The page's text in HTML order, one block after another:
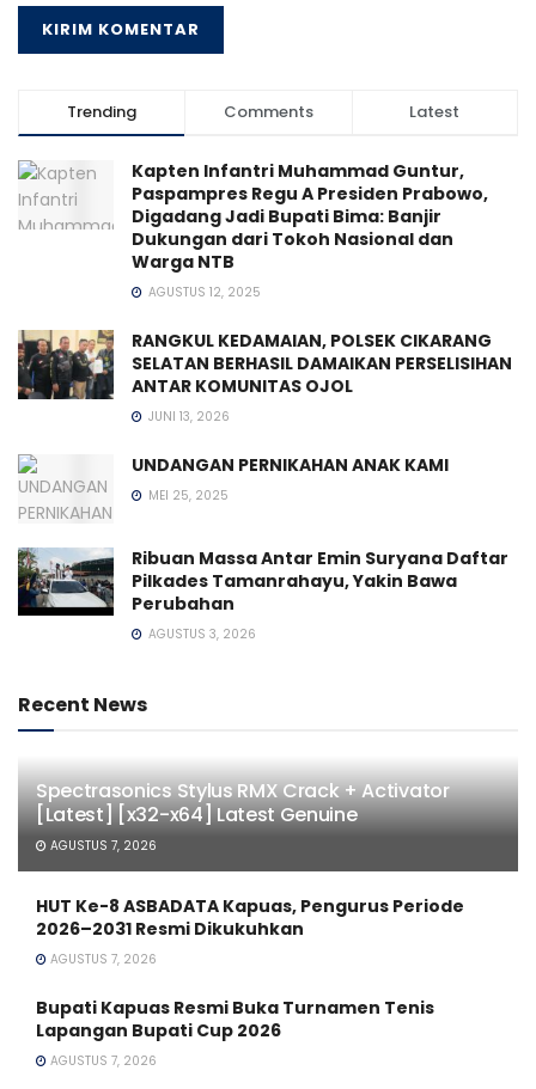
Trending Comments Latest
Kapten Infantri Muhammad Guntur,
Paspampres Regu A Presiden Prabowo,
Digadang Jadi Bupati Bima: Banjir
Dukungan dari Tokoh Nasional dan
Warga NTB
AGUSTUS 12, 2025
RANGKUL KEDAMAIAN, POLSEK CIKARANG
SELATAN BERHASIL DAMAIKAN PERSELISIHAN
ANTAR KOMUNITAS OJOL
JUNI 13, 2026
UNDANGAN PERNIKAHAN ANAK KAMI
MEI 25, 2025
Ribuan Massa Antar Emin Suryana Daftar
Pilkades Tamanrahayu, Yakin Bawa
Perubahan
AGUSTUS 3, 2026
Recent News
Spectrasonics Stylus RMX Crack + Activator
[Latest] [x32-x64] Latest Genuine
AGUSTUS 7, 2026
HUT Ke-8 ASBADATA Kapuas, Pengurus Periode
2026–2031 Resmi Dikukuhkan
AGUSTUS 7, 2026
Bupati Kapuas Resmi Buka Turnamen Tenis
Lapangan Bupati Cup 2026
AGUSTUS 7, 2026